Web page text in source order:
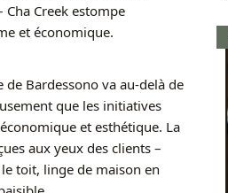
Creek estompe
et économique.
de Bardessono va au-delà de
que les initiatives
et esthétique. La
aux yeux des clients –
toit, linge de maison en